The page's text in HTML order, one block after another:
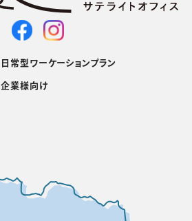
日常型ワーケーションプラン
企業様向け